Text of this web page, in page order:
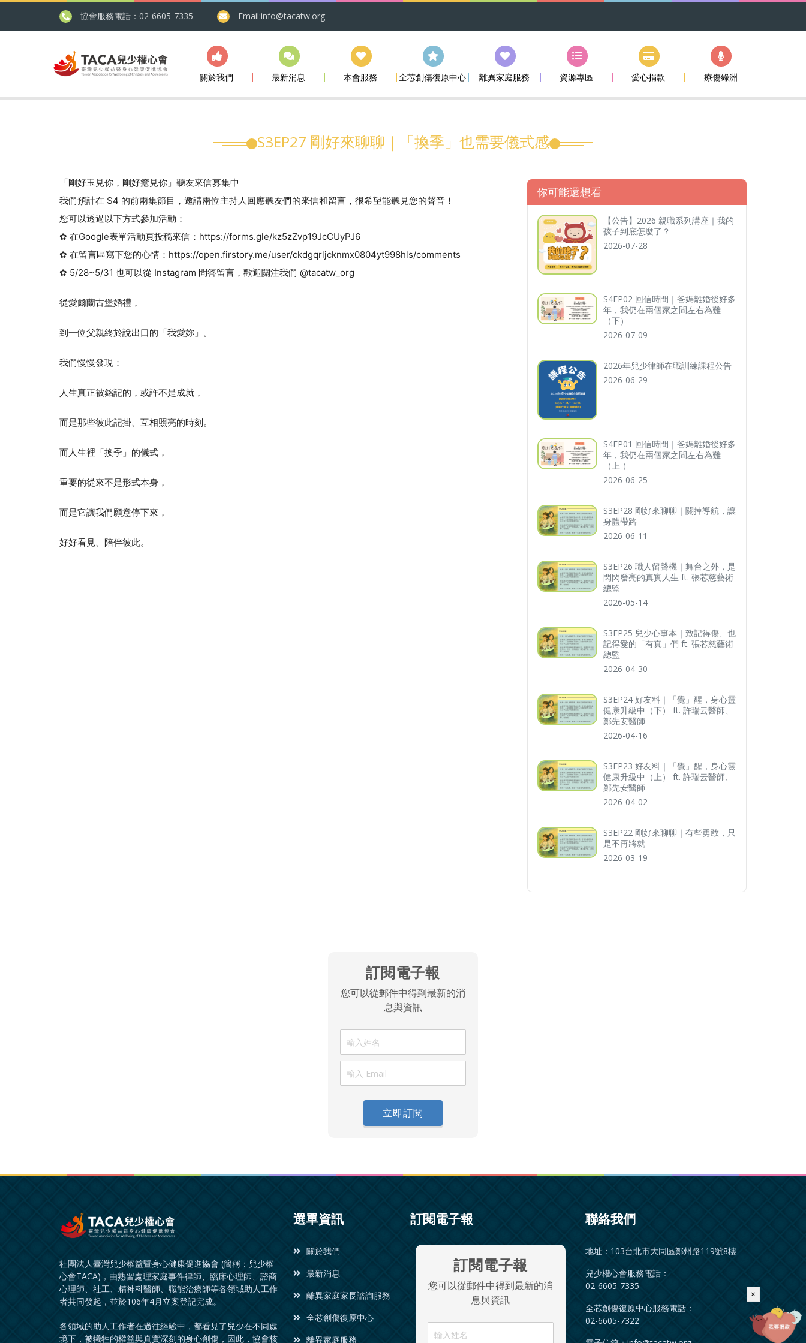
×
協會服務電話：02-6605-7335 Email:info@tacatw.org
關於我們 最新消息 本會服務 全芯創傷復原中心 離異家庭服務 資源專區 愛心捐款 療傷綠洲
S3EP27 剛好來聊聊｜「換季」也需要儀式感
「剛好玉見你，剛好癒見你」聽友來信募集中
我們預計在 S4 的前兩集節目，邀請兩位主持人回應聽友們的來信和留言，很希望能聽見您的聲音！
您可以透過以下方式參加活動：
✿ 在Google表單活動頁投稿來信：https://forms.gle/kz5zZvp19JcCUyPJ6
✿ 在留言區寫下您的心情：https://open.firstory.me/user/ckdgqrljcknmx0804yt998hls/comments
✿ 5/28~5/31 也可以從 Instagram 問答留言，歡迎關注我們 @tacatw_org
從愛爾蘭古堡婚禮，
到一位父親終於說出口的「我愛妳」。
我們慢慢發現：
人生真正被銘記的，或許不是成就，
而是那些彼此記掛、互相照亮的時刻。
而人生裡「換季」的儀式，
重要的從來不是形式本身，
而是它讓我們願意停下來，
好好看見、陪伴彼此。
你可能還想看
【公告】2026 親職系列講座｜我的
孩子到底怎麼了？
2026-07-28
S4EP02 回信時間｜爸媽離婚後好多
年，我仍在兩個家之間左右為難
（下）
2026-07-09
2026年兒少律師在職訓練課程公告
2026-06-29
S4EP01 回信時間｜爸媽離婚後好多
年，我仍在兩個家之間左右為難
（上 ）
2026-06-25
S3EP28 剛好來聊聊｜關掉導航，讓
身體帶路
2026-06-11
S3EP26 職人留聲機｜舞台之外，是
閃閃發亮的真實人生 ft. 張芯慈藝術
總監
2026-05-14
S3EP25 兒少心事本｜致記得傷、也
記得愛的「有真」們 ft. 張芯慈藝術
總監
2026-04-30
S3EP24 好友料｜「覺」醒，身心靈
健康升級中（下） ft. 許瑞云醫師、
鄭先安醫師
2026-04-16
S3EP23 好友料｜「覺」醒，身心靈
健康升級中（上） ft. 許瑞云醫師、
鄭先安醫師
2026-04-02
S3EP22 剛好來聊聊｜有些勇敢，只
是不再將就
2026-03-19
訂閱電子報
您可以從郵件中得到最新的消
息與資訊
立即訂閱
社團法人臺灣兒少權益暨身心健康促進協會 (簡稱：兒少權
心會TACA)，由熟習處理家庭事件律師、臨床心理師、諮商
心理師、社工、精神科醫師、職能治療師等各領域助人工作
者共同發起，並於106年4月立案登記完成。
各領域的助人工作者在過往經驗中，都看見了兒少在不同處
境下，被犧牲的權益與真實深刻的身心創傷，因此，協會核
選單資訊
關於我們
最新消息
離異家庭家長諮詢服務
全芯創傷復原中心
離異家庭服務
訂閱電子報
訂閱電子報
您可以從郵件中得到最新的消
息與資訊
聯絡我們
地址：103台北市大同區鄭州路119號8樓
兒少權心會服務電話：
02-6605-7335
全芯創傷復原中心服務電話：
02-6605-7322